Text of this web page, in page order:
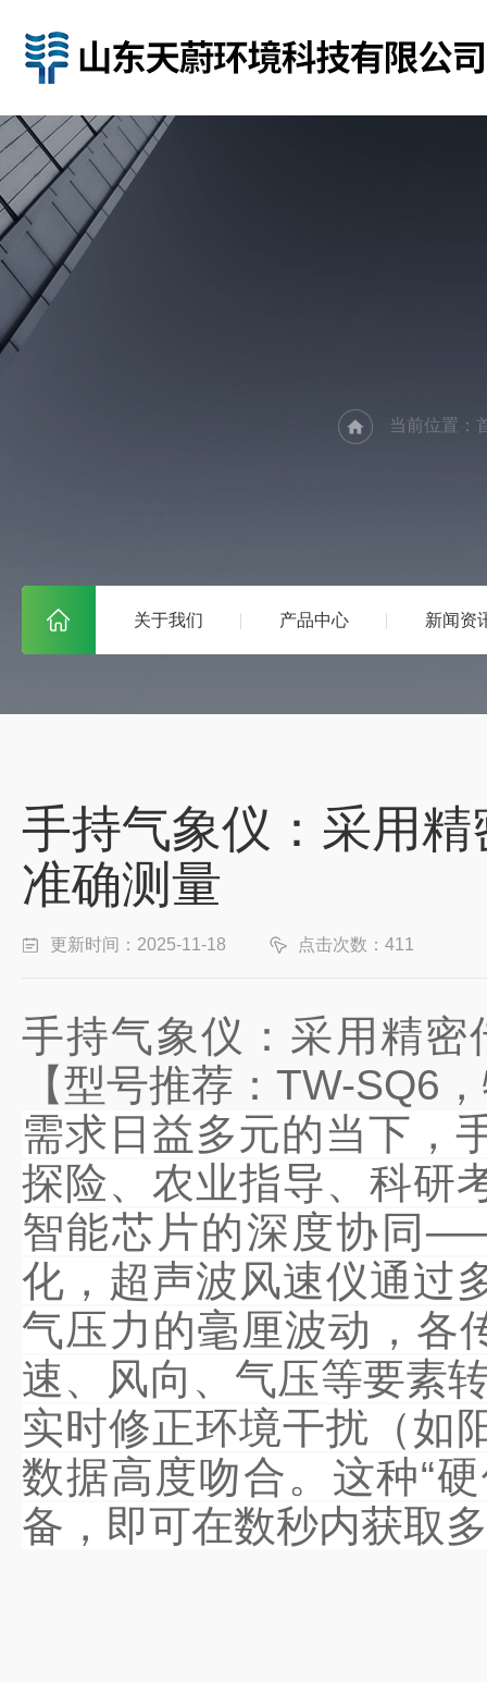
关于我们 产品中心 新闻资
当前位置：
手持气象仪：采用
准确测量
更新时间：2025-11-18 点击次数：411
手持气象仪：采用精
【型号推荐：TW-SQ6
需求日益多元的当下，
探险、农业指导、科研
智能芯片的深度协同
化，超声波风速仪通过
气压力的毫厘波动，各
速、风向、气压等要素
实时修正环境干扰（如
数据高度吻合。这种“
备，即可在数秒内获取